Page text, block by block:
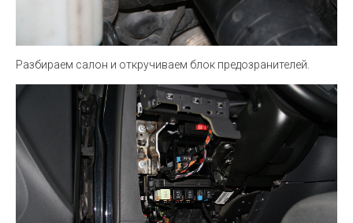
Разбираем салон и откручиваем блок предозранителей.